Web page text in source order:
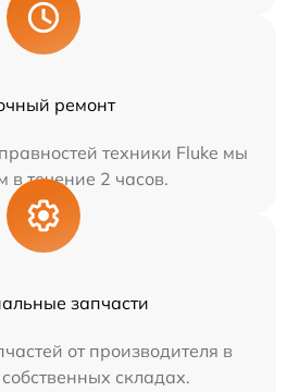
ремонт
техники Fluke мы
в течение 2 часов.
запчасти
от производителя в
складах.